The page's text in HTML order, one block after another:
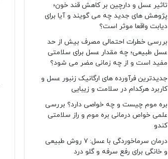
تاثیر عسل و دارچین بر کاهش قند خون؛
پژوهش های جدید چه می گویند و آیا برای
دیابت واقعا موثر است؟
بررسی خطرات احتمالی مصرف بیش از حد
عسل طبیعی؛ چه مقدار عسل برای سلامتی
مفید است و از چه زمانی مضر می شود؟
جدیدترین فرآورده های ارگانیک زنبور عسل و
کاربرد هرکدام در سلامت و زیبایی
بره موم چیست و چه خواصی دارد؟ بررسی
علمی خواص درمانی بره موم و راز سلامتی
کندو
درمان سرماخوردگی با عسل: ۷ روش طبیعی
و خانگی برای رفع سرفه و گلو درد